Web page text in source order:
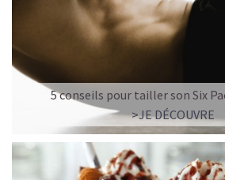
5 conseils pour tailler son Six
>JE DÉCOUVRE